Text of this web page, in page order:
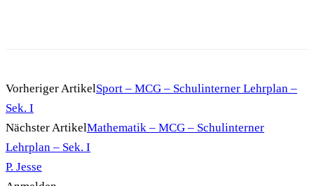
Vorheriger ArtikelSport – MCG – Schulinterner Lehrplan –
Sek. I
Nächster ArtikelMathematik – MCG – Schulinterner
Lehrplan – Sek. I
P. Jesse